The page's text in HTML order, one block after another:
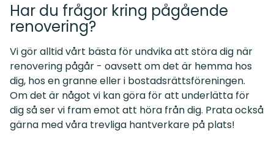
Har du frågor kring pågående
renovering?
Vi gör alltid vårt bästa för undvika att störa dig när
renovering pågår - oavsett om det är hemma hos
dig, hos en granne eller i bostadsrättsföreningen.
Om det är något vi kan göra för att underlätta för
dig så ser vi fram emot att höra från dig. Prata också
gärna med våra trevliga hantverkare på plats!